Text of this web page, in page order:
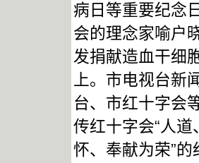
病日等重要纪念
会的理念家喻户
发捐献造血干细
上。市电视台新
台、市红十字会
传红十字会“人
怀、奉献为荣”